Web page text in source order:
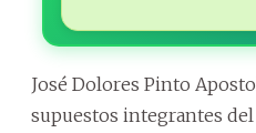
José Dolores Pinto
supuestos integrantes